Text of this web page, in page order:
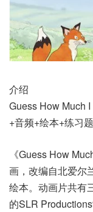
介绍
Guess How Much
+音频+绘本+练习
《Guess How
画，改编自北爱尔
绘本。动画片共有
的SLR